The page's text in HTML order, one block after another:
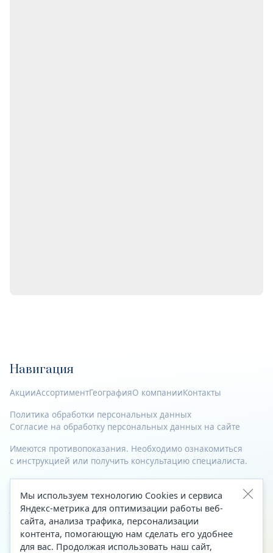
Навигация
АкцииАссортиментГеографияО компанииКонтакты
Политика обработки персональных данных
Согласие на обработку персональных данных на сайте
Имеются противопоказания. Необходимо ознакомиться
с инструкцией или получить консультацию специалиста.
© 2023—2026 Все права защищены.
Адрес
Архангельск, ул. Папанина, д. 19 (вход в здание со стороны
автоцентра «Тойота»)
Мы используем технологию Cookies и сервиса
Яндекс-метрика для оптимизации работы веб-
сайта, анализа трафика, персонализации
контента, помогающую нам сделать его удобнее
для вас. Продолжая использовать наш сайт,